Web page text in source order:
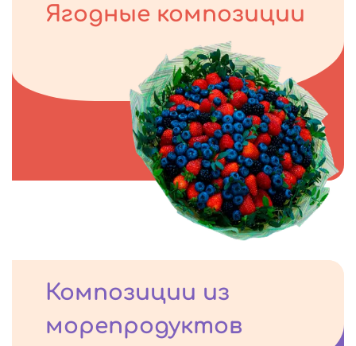
Ягодные композиции
Композиции из
морепродуктов